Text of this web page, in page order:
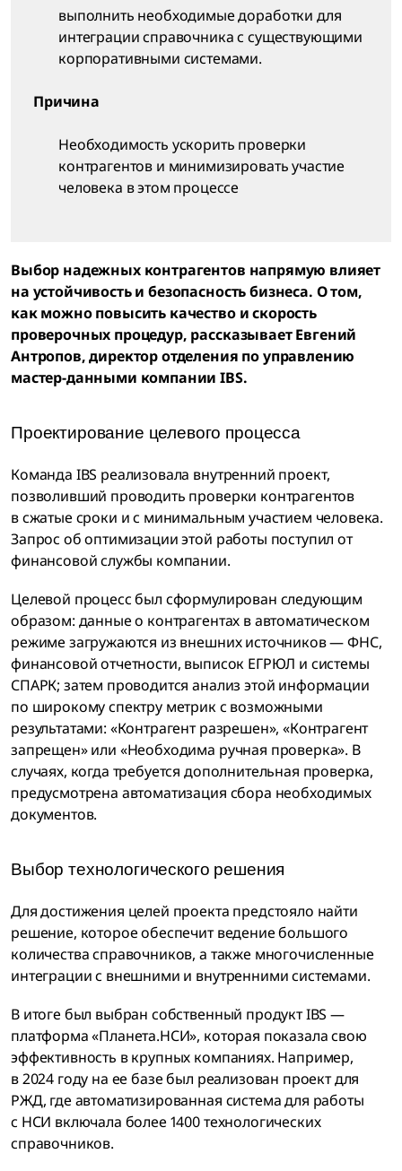
выполнить необходимые доработки для
интеграции справочника с существующими
корпоративными системами.
Причина
Необходимость ускорить проверки
контрагентов и минимизировать участие
человека в этом процессе
Выбор надежных контрагентов напрямую влияет
на устойчивость и безопасность бизнеса. О том,
как можно повысить качество и скорость
проверочных процедур, рассказывает Евгений
Антропов, директор отделения по управлению
мастер-данными компании IBS.
Проектирование целевого процесса
Команда IBS реализовала внутренний проект,
позволивший проводить проверки контрагентов
в сжатые сроки и с минимальным участием человека.
Запрос об оптимизации этой работы поступил от
финансовой службы компании.
Целевой процесс был сформулирован следующим
образом: данные о контрагентах в автоматическом
режиме загружаются из внешних источников — ФНС,
финансовой отчетности, выписок ЕГРЮЛ и системы
СПАРК; затем проводится анализ этой информации
по широкому спектру метрик с возможными
результатами: «Контрагент разрешен», «Контрагент
запрещен» или «Необходима ручная проверка». В
случаях, когда требуется дополнительная проверка,
предусмотрена автоматизация сбора необходимых
документов.
Выбор технологического решения
Для достижения целей проекта предстояло найти
решение, которое обеспечит ведение большого
количества справочников, а также многочисленные
интеграции с внешними и внутренними системами.
В итоге был выбран собственный продукт IBS —
платформа «Планета.НСИ», которая показала свою
эффективность в крупных компаниях. Например,
в 2024 году на ее базе был реализован проект для
РЖД, где автоматизированная система для работы
с НСИ включала более 1400 технологических
справочников.